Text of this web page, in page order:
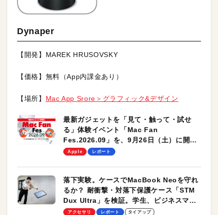
Dynaper
【開発】MAREK HRUSOVSKY
【価格】無料（App内課金あり）
【場所】 Mac App Srore＞グラフィック&デザイン
最新ガジェットを「見て・触って・試せ
る」体験イベント「Mac Fan
Fes.2026.09」を、9月26日（土）に開催
します！
Apple レポート
落下実験。ケースでMacBook Neoを守れ
るか？ 耐衝撃・対落下保護ケース「STM
Dux Ultra」を検証。学生、ビジネスマン
のモバイルユースに最適！
アクセサリ レポート タイアップ